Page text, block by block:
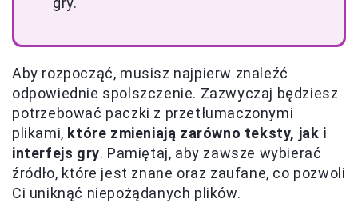
Aby rozpocząć, musisz najpierw znaleźć
odpowiednie spolszczenie. Zazwyczaj będziesz
potrzebować paczki z przetłumaczonymi
plikami, które zmieniają zarówno teksty, jak i
interfejs gry. Pamiętaj, aby zawsze wybierać
źródło, które jest znane oraz zaufane, co pozwoli
Ci uniknąć niepożądanych plików.